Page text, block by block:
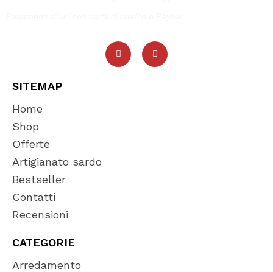
SITEMAP
Home
Shop
Offerte
Artigianato sardo
Bestseller
Contatti
Recensioni
CATEGORIE
Arredamento